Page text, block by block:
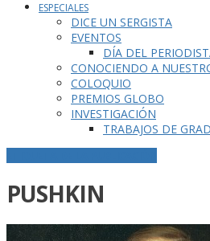
ESPECIALES
DICE UN SERGISTA
EVENTOS
DÍA DEL
CONOCIENDO A
COLOQUIO
PREMIOS GLOBO
INVESTIGACIÓN
TRABAJOS DE
PUSHKIN